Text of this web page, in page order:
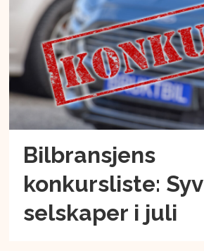
Bilbransjens
konkursliste: Syv
selskaper i juli